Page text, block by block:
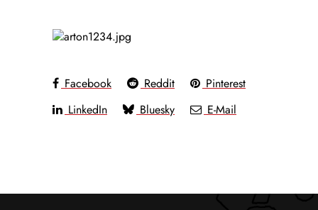
Facebook Reddit
Pinterest
LinkedIn
Bluesky E-Mail